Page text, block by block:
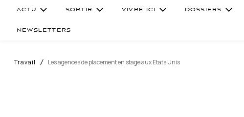
ACTU SORTIR VIVRE ICI DOSSIERS
NEWSLETTERS
Travail Les agences de placement en stage aux Etats Unis